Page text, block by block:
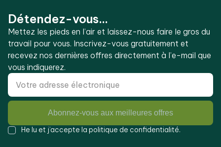
Détendez-vous...
Mettez les pieds en l’air et laissez-nous faire le gros du
travail pour vous. Inscrivez-vous gratuitement et
recevez nos dernières offres directement à l’e-mail que
vous indiquerez.
Abonnez-vous aux meilleures offres
He lu et j’accepte la politique de confidentialité.